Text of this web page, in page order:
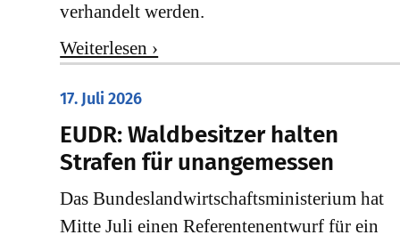
verhandelt werden.
Weiterlesen ›
17. Juli 2026
EUDR: Waldbesitzer halten
Strafen für unangemessen
Das Bundeslandwirtschaftsministerium hat
Mitte Juli einen Referentenentwurf für ein